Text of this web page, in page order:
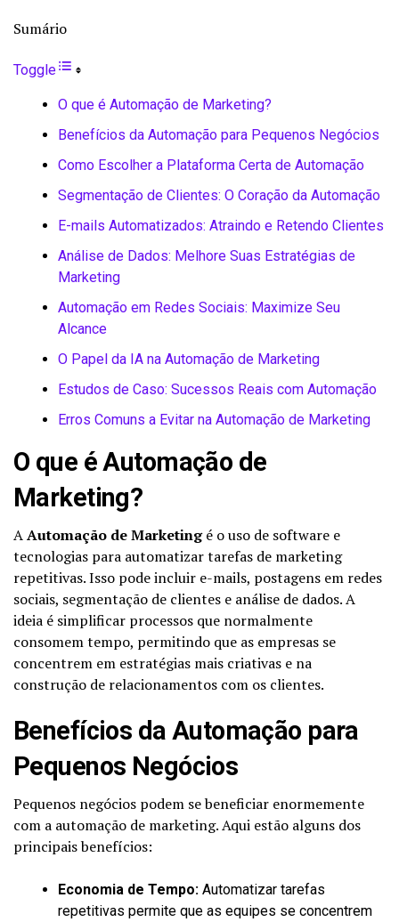
Sumário
Toggle
O que é Automação de Marketing?
Benefícios da Automação para Pequenos Negócios
Como Escolher a Plataforma Certa de Automação
Segmentação de Clientes: O Coração da Automação
E-mails Automatizados: Atraindo e Retendo Clientes
Análise de Dados: Melhore Suas Estratégias de
Marketing
Automação em Redes Sociais: Maximize Seu
Alcance
O Papel da IA na Automação de Marketing
Estudos de Caso: Sucessos Reais com Automação
Erros Comuns a Evitar na Automação de Marketing
O que é Automação de
Marketing?
AAutomação de Marketingé o uso de software e
tecnologias para automatizar tarefas de marketing
repetitivas. Isso pode incluir e-mails, postagens em redes
sociais, segmentação de clientes e análise de dados. A
ideia é simplificar processos que normalmente
consomem tempo, permitindo que as empresas se
concentrem em estratégias mais criativas e na
construção de relacionamentos com os clientes.
Benefícios da Automação para
Pequenos Negócios
Pequenos negócios podem se beneficiar enormemente
com a automação de marketing. Aqui estão alguns dos
principais benefícios:
Economia de Tempo: Automatizar tarefas
repetitivas permite que as equipes se concentrem